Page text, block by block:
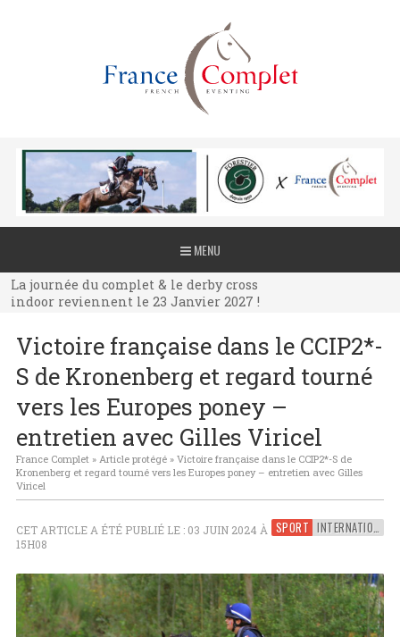
MENU
La journée du complet & le derby cross
indoor reviennent le 23 Janvier 2027 !
La journée du complet & le derby cross
indoor reviennent le 23 Janvier 2027 !
indoor reviennent le 23 Janvier 2027 !
Victoire française dans le CCIP2*-
S de Kronenberg et regard tourné
vers les Europes poney –
entretien avec Gilles Viricel
France Complet» Article protégé» Victoire française dans le CCIP2*-S de
Kronenberg et regard tourné vers les Europes poney – entretien avec Gilles
Viricel
SPORT INTERNATIONAL
CET ARTICLE A ÉTÉ PUBLIÉ LE : 03 JUIN 2024 À
15H08